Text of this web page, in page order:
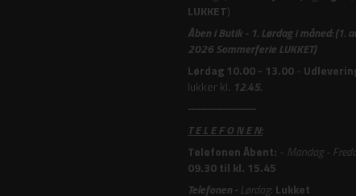
LUKKET)
Åben i Butik - 1. Lørdag i måned: (1.
2026 Sommerferie LUKKET)
Lørdag 10.00 - 13.00-
lukker kl. 12.45.
---------------------
T E L E F O N E N:
Telefonen Åbent: - Mandag -
09.30 til kl. 15.45
Telefonen -Lørdag: Lukket